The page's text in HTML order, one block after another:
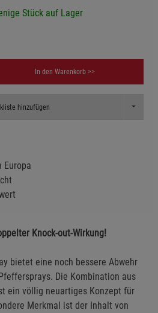
Stück auf Lager
In den Warenkorb >>
hinzufügen Toggle
Europa
Knock-out-Wirkung!
bietet eine noch bessere Abwehr
Die Kombination aus
ein völlig neuartiges Konzept für
Merkmal ist der Inhalt von